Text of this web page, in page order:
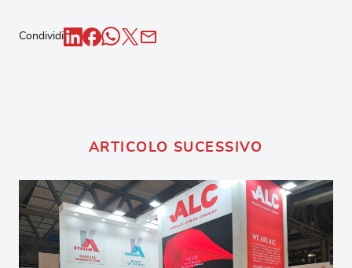
Condividi
ARTICOLO SUCESSIVO